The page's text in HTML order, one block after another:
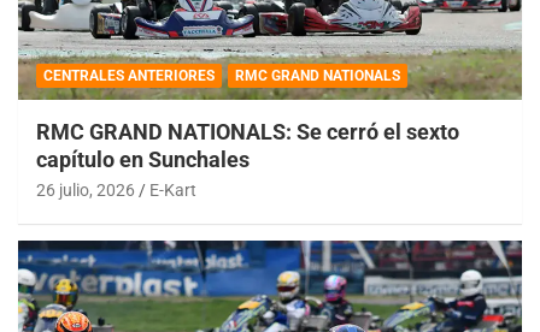
CENTRALES ANTERIORES RMC GRAND NATIONALS
RMC GRAND NATIONALS: Se cerró el sexto
capítulo en Sunchales
26 julio, 2026 E-Kart